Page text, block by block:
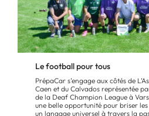
Le football pour tous
PrépaCar s’engage aux côtés de
Caen et du Calvados représentée
de la Deaf Champion League à
une belle opportunité pour briser
un langage universel à travers la